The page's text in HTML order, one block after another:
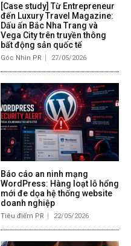
[Case study] Từ Entrepreneur
đến Luxury Travel Magazine:
Dấu ấn Bắc Nha Trang và
Vega City trên truyền thông
bất động sản quốc tế
Góc Nhìn PR 27/05/2026
Báo cáo an ninh mạng
WordPress: Hàng loạt lỗ hổng
mới đe dọa hệ thống website
doanh nghiệp
Tiêu điểm PR 22/05/2026